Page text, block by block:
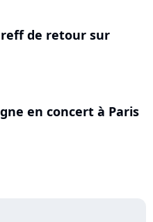
de retour sur
en concert à Paris